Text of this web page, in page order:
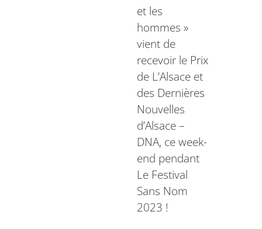
et les
hommes »
vient de
recevoir le Prix
de L’Alsace et
des Dernières
Nouvelles
d’Alsace –
DNA, ce week-
end pendant
Le Festival
Sans Nom
2023 !